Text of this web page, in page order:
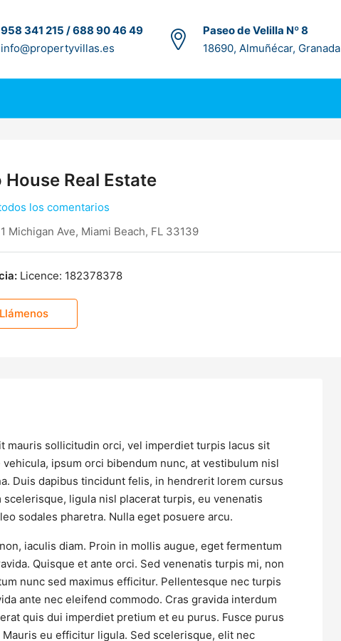
958 341 215 / 688 90 46 49
info@propertyvillas.es
Paseo de Velilla Nº 8
18690, Almuñécar, Granada
House Real Estate
los comentarios
Michigan Ave, Miami Beach, FL 33139
Licence: 182378378
Llámenos
mauris sollicitudin orci, vel imperdiet turpis lacus sit
ipsum orci bibendum nunc, at vestibulum nisl
Duis dapibus tincidunt felis, in hendrerit lorem cursus
ligula nisl placerat turpis, eu venenatis
sodales pharetra. Nulla eget posuere arcu.
iaculis diam. Proin in mollis augue, eget fermentum
Quisque et ante orci. Sed venenatis turpis mi, non
nunc sed maximus efficitur. Pellentesque nec turpis
ante nec eleifend commodo. Cras gravida interdum
quis dui imperdiet pretium et eu purus. Fusce purus
eu efficitur ligula. Sed scelerisque, elit nec